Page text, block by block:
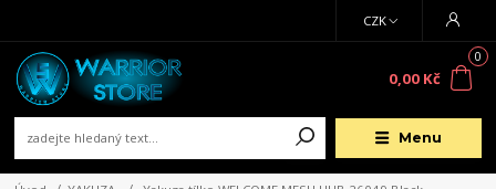
Menu
CZK
0
0,00 Kč